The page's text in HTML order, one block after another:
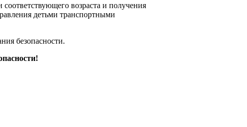
возраста и получения
детьми транспортными
безопасности.